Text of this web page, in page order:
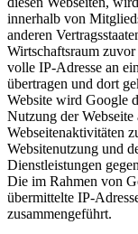
innerhalb von
anderen
Wirtschaftsraum
volle IP-Adresse an
übertragen und dort
Website wird Google
Nutzung der
Webseitenaktivitäten
Websitenutzung und
Dienstleistungen
Die im Rahmen von
übermittelte IP-
zusammengeführt.